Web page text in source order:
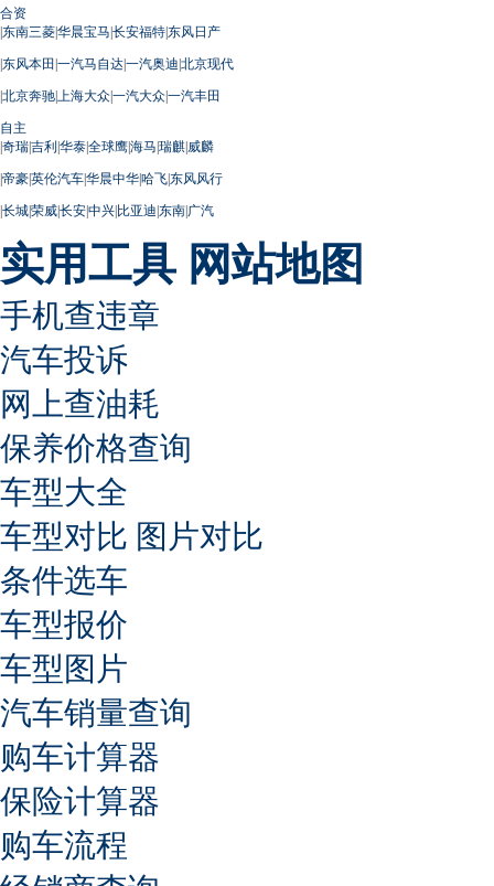
合资
|东南三菱|华晨宝马|长安福特|东风日产
|东风本田 |一汽马自达|一汽奥迪|北京现代
|北京奔驰| 上海大众|一汽大众|一汽丰田
自主
|奇瑞|吉利|华泰|全球鹰|海马|瑞麒|威麟
|帝豪|英伦汽车|华晨中华|哈飞|东风风行
|长城|荣威|长安|中兴|比亚迪|东南|广汽
实用工具 网站地图
手机查违章
汽车投诉
网上查油耗
保养价格查询
车型大全
车型对比 图片对比
条件选车
车型报价
车型图片
汽车销量查询
购车计算器
保险计算器
购车流程